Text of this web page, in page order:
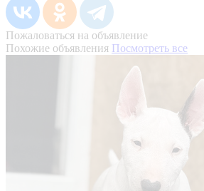
Пожаловаться на объявление
Похожие объявления Посмотреть все